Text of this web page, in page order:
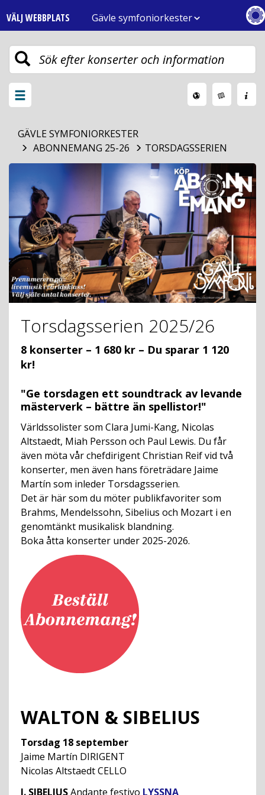
VÄLJ WEBBPLATS
Gävle symfoniorkester
Toggle
navigation
Växla
GÄVLE SYMFONIORKESTER
ABONNEMANG 25-26
TORSDAGSSERIEN
Torsdagsserien 2025/26
8 konserter – 1 680 kr – Du sparar 1 120
kr!
"Ge torsdagen ett soundtrack av levande
mästerverk – bättre än spellistor!"
Världssolister som Clara Jumi-Kang, Nicolas
Altstaedt, Miah Persson och Paul Lewis. Du får
även möta vår chefdirigent Christian Reif vid två
konserter, men även hans företrädare Jaime
Martín som inleder Torsdagsserien.
Det är här som du möter publikfavoriter som
Brahms, Mendelssohn, Sibelius och Mozart i en
genomtänkt musikalisk blandning.
Boka åtta konserter under 2025-2026.
WALTON & SIBELIUS
Torsdag 18 september
Jaime Martín DIRIGENT
Nicolas Altstaedt CELLO
J. SIBELIUSAndante festivo LYSSNA